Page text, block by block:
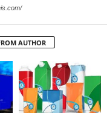
AUTHOR